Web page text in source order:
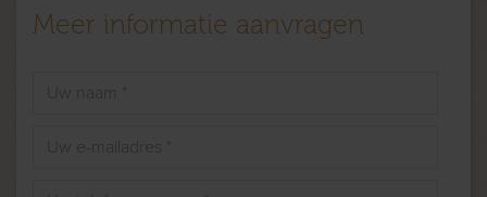
Meer informatie aanvragen